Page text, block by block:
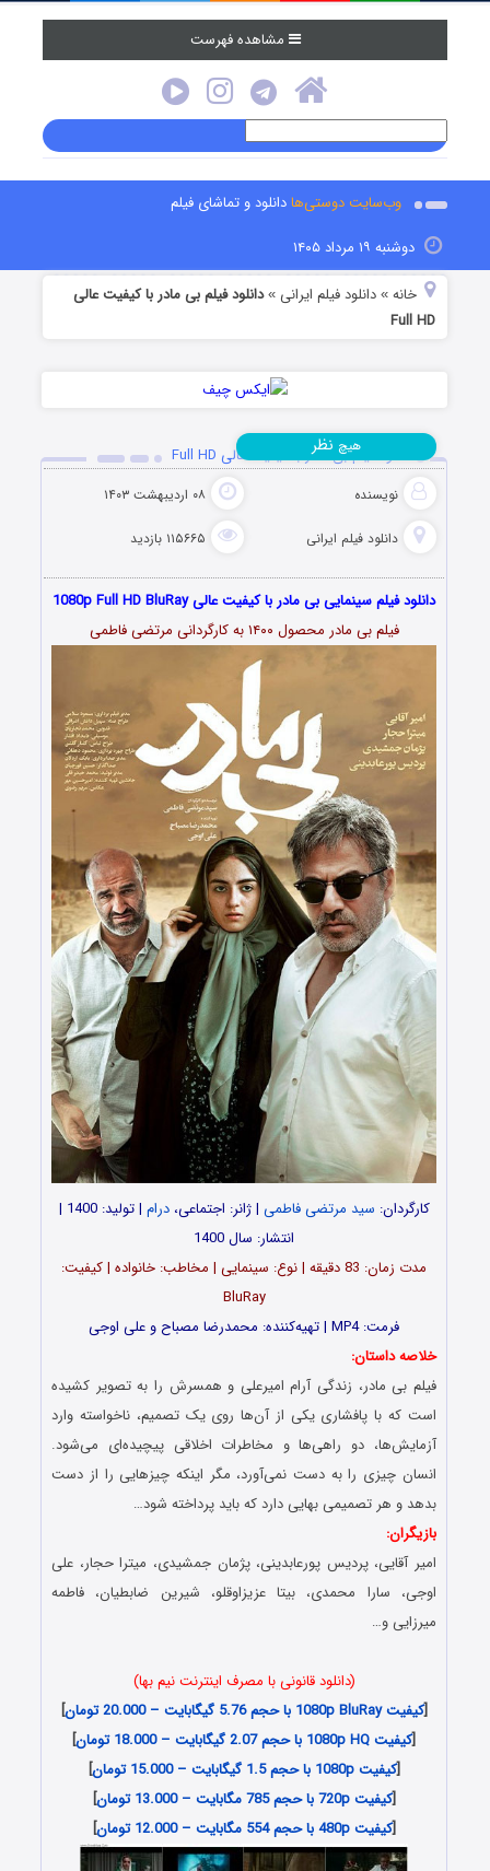
مشاهده فهرست
وب‌سایت دوستی‌هادانلود و تماشای فیلم
دوشنبه ۱۹ مرداد ۱۴۰۵
خانه »دانلود فیلم‌ ایرانی »دانلود فیلم بی مادر با کیفیت عالی
Full HD
دانلود فیلم بی مادر با کیفیت عالی Full HD
نویسنده ۰۸ اردیبهشت ۱۴۰۳
دانلود فیلم‌ ایرانی ۱۱۵۶۶۵ بازدید
هیچ نظر
دانلود فیلم سینمایی بی مادر با کیفیت عالی 1080p Full HD BluRay
فیلم بی مادر محصول ۱۴۰۰ به کارگردانی مرتضی فاطمی
کارگردان: سید مرتضی فاطمی | ژانر: اجتماعی،درام
| تولید: 1400 |
انتشار: سال 1400
مدت‌‌ زمان: 83 دقیقه | نوع: سینمایی | مخاطب: خانواده | کیفیت:
BluRay
فرمت: MP4 | تهیه‎‌کننده: محمدرضا مصباح و علی اوجی
خلاصه داستان:
فیلم بی مادر، زندگی آرام امیرعلی و همسرش را به تصویر کشیده
است که با پافشاری یکی از آن‌ها روی یک تصمیم‌، ناخواسته وارد
آزمایش‌ها، دو راهی‌ها و مخاطرات اخلاقی پیچیده‌ای می‌شود.
انسان چیزی را به دست نمی‌آورد، مگر اینکه چیزهایی را از دست
بدهد و هر تصمیمی بهایی دارد که باید پرداخته شود…
بازیگران:
امیر آقایی، پردیس پورعابدینی، پژمان جمشیدی، میترا حجار، علی
اوجی، سارا محمدی، بیتا عزیزاوقلو، شیرین ضابطیان، فاطمه
میرزایی و…
(دانلود قانونی با مصرف اینترنت نیم بها)
[کیفیت 1080p BluRay با حجم 5.76 گیگابایت – 20.000 تومان
]
[کیفیت 1080p HQ با حجم 2.07 گیگابایت – 18.000 تومان
]
[کیفیت 1080p با حجم 1.5 گیگابایت – 15.000 تومان
]
[کیفیت 720p با حجم 785 مگابایت – 13.000 تومان
]
[کیفیت 480p با حجم 554 مگابایت – 12.000 تومان ]